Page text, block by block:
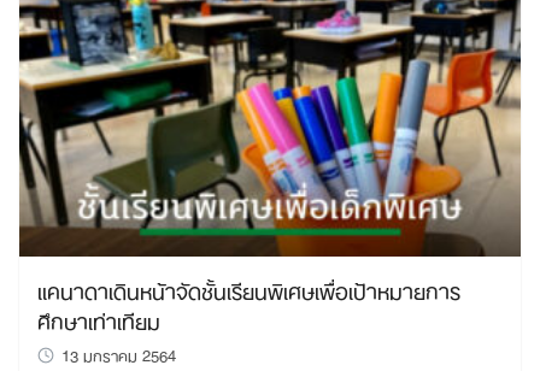
แคนาดาเดินหน้าจัดชั้นเรียนพิเศษเพื่อเป้าหมายการ
ศึกษาเท่าเทียม
13 มกราคม 2564